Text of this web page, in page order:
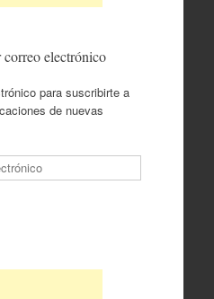
electrónico
para suscribirte a
de nuevas